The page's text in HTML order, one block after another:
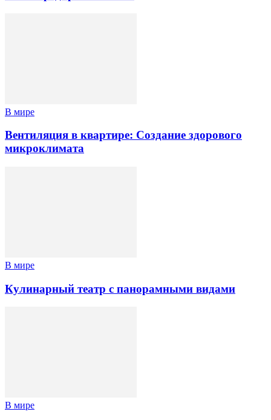
В мире
Вентиляция в квартире: Создание здорового
микроклимата
В мире
Кулинарный театр с панорамными видами
В мире